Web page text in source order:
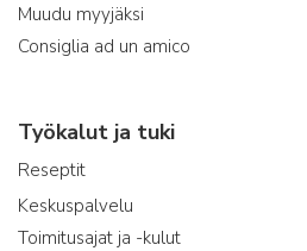
Muudu myyjäksi
Consiglia ad un amico
Työkalut ja tuki
Reseptit
Keskuspalvelu
Toimitusajat ja -kulut